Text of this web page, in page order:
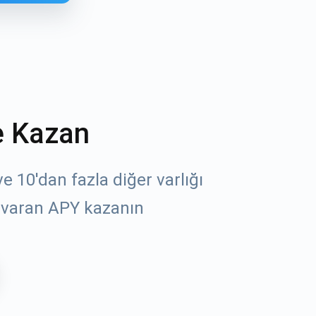
Kazan
10'dan fazla diğer varlığı
APY kazanın